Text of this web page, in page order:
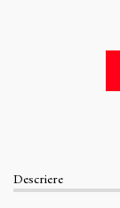
Descriere